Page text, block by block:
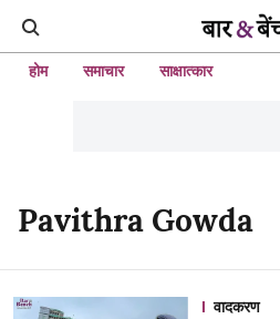
होम समाचार साक्षात्कार
Pavithra Gowda
वादकरण